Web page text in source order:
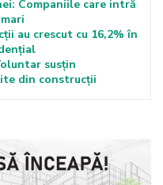
Companiile care intră
au crescut cu 16,2% în
susțin
din construcții